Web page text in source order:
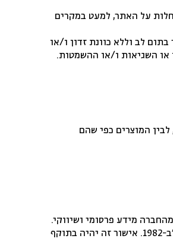
מכוחו, ככל שהן חלות על האתר, למעט במקרים
לב וללא כוונת זדון ו/או
או השגיאות ו/או ההשמטות.
לבין המוצרים כפי שהם
מידע פרסומי ושיווקי.
אישורו של המזמין לפי סעיף זה מהווה הסכמה לקבלת מידע פרסומי ושיווקי מהחברה כאמור, בהתאם לחוק התקשורת (בזק ושידורים), התשמ”ב-1982. אישור זה יהיה בתוקף